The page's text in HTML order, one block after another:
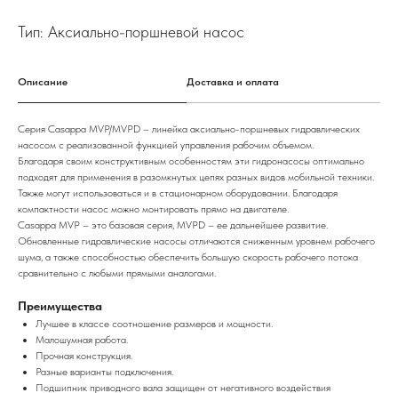
Тип: Аксиально-поршневой насос
Описание Доставка и оплата
Серия Casappa MVP/MVPD – линейка аксиально-поршневых гидравлических
насосом с реализованной функцией управления рабочим объемом.
Благодаря своим конструктивным особенностям эти гидронасосы оптимально
подходят для применения в разомкнутых цепях разных видов мобильной техники.
Также могут использоваться и в стационарном оборудовании. Благодаря
компактности насос можно монтировать прямо на двигателе.
Casappa MVP – это базовая серия, MVPD – ее дальнейшее развитие.
Обновленные гидравлические насосы отличаются сниженным уровнем рабочего
шума, а также способностью обеспечить большую скорость рабочего потока
сравнительно с любыми прямыми аналогами.
Преимущества
Лучшее в классе соотношение размеров и мощности.
Малошумная работа.
Прочная конструкция.
Разные варианты подключения.
Подшипник приводного вала защищен от негативного воздействия